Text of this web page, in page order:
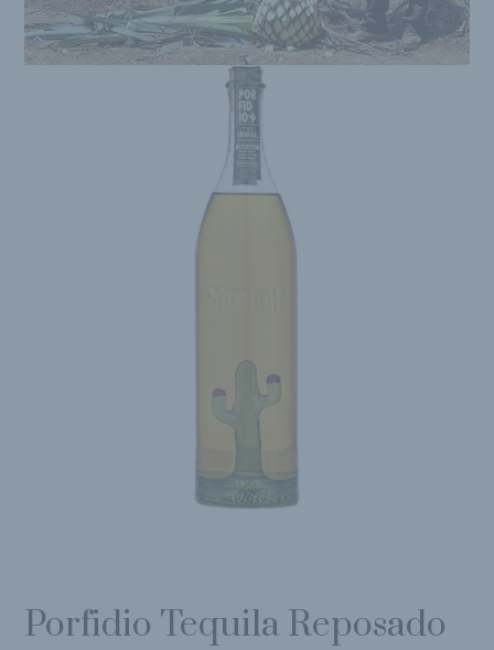
Porfidio
Porfidio Tequila Reposado